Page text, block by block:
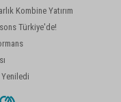
Kombine Yatırım
Türkiye'de!
Yeniledi